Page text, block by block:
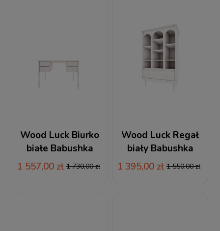
Wood Luck Biurko
białe Babushka
1 557,00 zł 1 730,00 zł
Wood Luck Regał
biały Babushka
1 395,00 zł 1 550,00 zł